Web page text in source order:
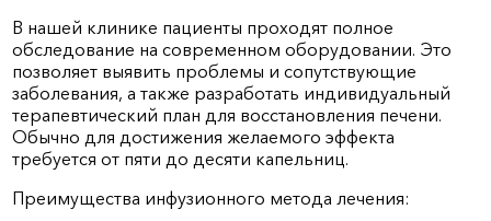
В нашей клинике пациенты проходят полное
обследование на современном оборудовании. Это
позволяет выявить проблемы и сопутствующие
заболевания, а также разработать индивидуальный
терапевтический план для восстановления печени.
Обычно для достижения желаемого эффекта
требуется от пяти до десяти капельниц.
Преимущества инфузионного метода лечения: